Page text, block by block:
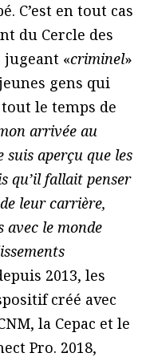
C’est en tout cas
du Cercle des
jugeant «criminel»
gens qui
le temps de
arrivée au
suis aperçu que les
qu’il fallait penser
leur carrière,
avec le monde
2013, les
créé avec
la Cepac et le
Pro. 2018,